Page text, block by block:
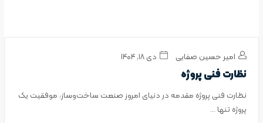
امیر حسین صفایی دی ۱۸, ۱۴۰۴
نظارت فنی پروژه
نظارت فنی پروژه مقدمه در دنیای امروز صنعت ساخت‌وساز، موفقیت یک
پروژه تنها ...